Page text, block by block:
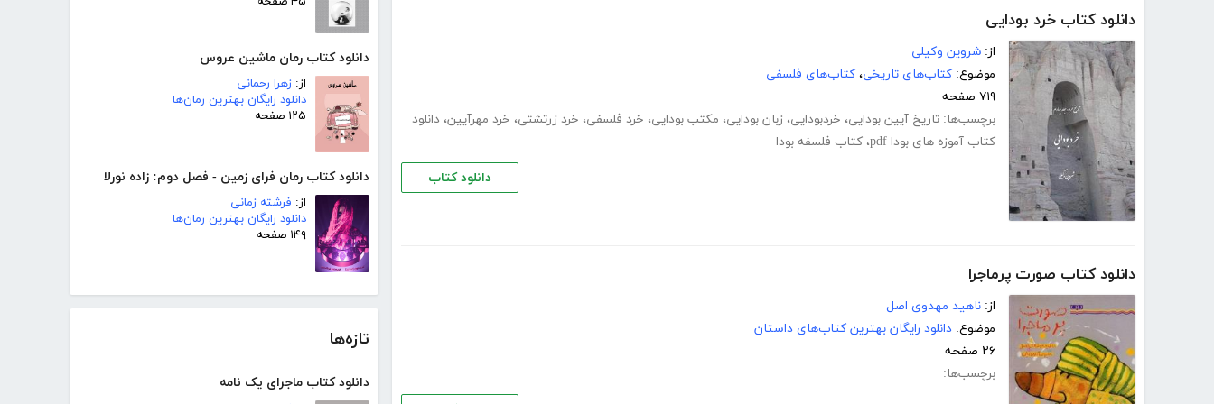
دانلود کتاب رمان ماشین عروس
از: زهرا رحمانی
دانلود رایگان بهترین رمان‌ها
۱۲۵ صفحه
دانلود کتاب رمان فرای زمین - فصل دوم: زاده نورلا
از: فرشته زمانی
دانلود رایگان بهترین رمان‌ها
۱۴۹ صفحه
تازه‌ها
دانلود کتاب ماجرای یک نامه
دانلود کتاب خرد بودایی
از: شروین وکیلی
موضوع: کتاب‌های تاریخی، کتاب‌های فلسفی
۷۱۹ صفحه
برچسب‌ها: تاریخ آیین بودایی، خردبودایی، زبان بودایی، مکتب بودایی، خرد فلسفی، خرد زرتشتی، خرد مهرآیین، دانلود
کتاب آموزه های بودا pdf
، کتاب فلسفه بودا
دانلود کتاب
دانلود کتاب صورت پرماجرا
از: ناهید مهدوی اصل
موضوع: دانلود رایگان بهترین کتاب‌های داستان
۲۶ صفحه
برچسب‌ها: